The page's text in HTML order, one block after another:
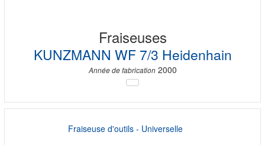
Fraiseuses
KUNZMANN WF 7/3 Heidenhain
Année de fabrication2000
Fraiseuse d'outils - Universelle